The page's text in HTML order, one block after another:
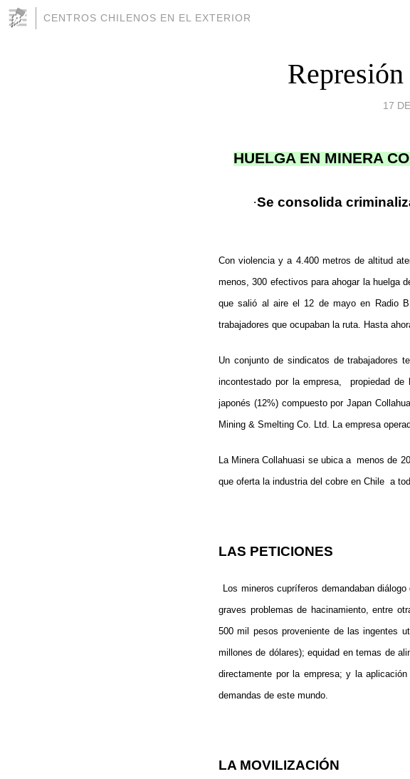
CENTROS CHILENOS EN EL EXTERIOR
17
HUELGA EN MINERA
·Se consolida
Con violencia y a 4.400 metros de altitud
menos, 300 efectivos para ahogar la huelga
que salió al aire el 12 de mayo en Radio
trabajadores que ocupaban la ruta. Hasta
Un conjunto de sindicatos de trabajadores
incontestado por la empresa,
propiedad de
japonés (12%) compuesto por Japan
Mining & Smelting Co. Ltd. La empresa
La Minera Collahuasi se ubica a menos de
que oferta la industria del cobre en Chile a
LAS PETICIONES
Los mineros cupríferos demandaban
graves problemas de hacinamiento, entre
500 mil pesos proveniente de las ingentes
millones de dólares); equidad en temas de
directamente por la empresa; y la
demandas de este mundo.
LA MOVILIZACIÓN